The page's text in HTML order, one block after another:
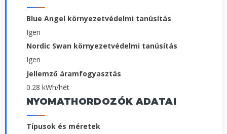
Blue Angel környezetvédelmi tanúsítás
Igen
Nordic Swan környezetvédelmi tanúsítás
Igen
Jellemző áramfogyasztás
0.28 kWh/hét
NYOMATHORDOZÓK ADATAI
Típusok és méretek